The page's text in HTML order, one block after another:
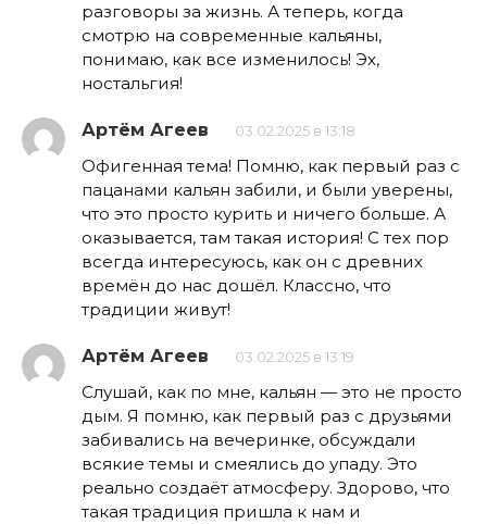
разговоры за жизнь. А теперь, когда
смотрю на современные кальяны,
понимаю, как все изменилось! Эх,
ностальгия!
Артём Агеев 03.02.2025 в 13:18
Офигенная тема! Помню, как первый раз с
пацанами кальян забили, и были уверены,
что это просто курить и ничего больше. А
оказывается, там такая история! С тех пор
всегда интересуюсь, как он с древних
времён до нас дошёл. Классно, что
традиции живут!
Артём Агеев 03.02.2025 в 13:19
Слушай, как по мне, кальян — это не просто
дым. Я помню, как первый раз с друзьями
забивались на вечеринке, обсуждали
всякие темы и смеялись до упаду. Это
реально создаёт атмосферу. Здорово, что
такая традиция пришла к нам и